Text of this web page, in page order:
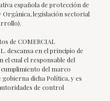
española de protección de
legislación sectorial
de COMERCIAL
descansa en el principio de
el cual el responsable del
del marco
dicha Política, y es
de control